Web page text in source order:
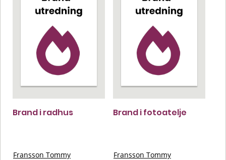
Brand i radhus
Fransson Tommy
Brand i fotoatelje
Fransson Tommy